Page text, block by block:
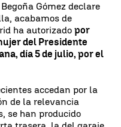
Gómez declare
acabamos de
ha autorizado por
del Presidente
día 5 de julio, por el
accedan por la
de la relevancia
se han producido